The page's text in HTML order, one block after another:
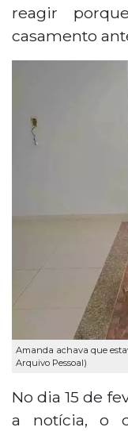
reagir
casamento
Amanda achava que
Arquivo Pessoal)
No dia 15 de
a notícia, o